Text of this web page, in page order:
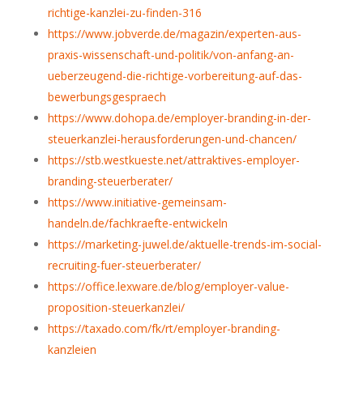
richtige-kanzlei-zu-finden-316
https://www.jobverde.de/magazin/experten-aus-
praxis-wissenschaft-und-politik/von-anfang-an-
ueberzeugend-die-richtige-vorbereitung-auf-das-
bewerbungsgespraech
https://www.dohopa.de/employer-branding-in-der-
steuerkanzlei-herausforderungen-und-chancen/
https://stb.westkueste.net/attraktives-employer-
branding-steuerberater/
https://www.initiative-gemeinsam-
handeln.de/fachkraefte-entwickeln
https://marketing-juwel.de/aktuelle-trends-im-social-
recruiting-fuer-steuerberater/
https://office.lexware.de/blog/employer-value-
proposition-steuerkanzlei/
https://taxado.com/fk/rt/employer-branding-
kanzleien